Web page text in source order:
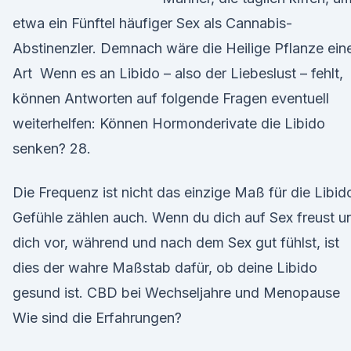
etwa ein Fünftel häufiger Sex als Cannabis-
Abstinenzler. Demnach wäre die Heilige Pflanze
Art Wenn es an Libido – also der Liebeslust – fehlt,
können Antworten auf folgende Fragen eventuell
weiterhelfen: Können Hormonderivate die Libido
senken? 28.
Die Frequenz ist nicht das einzige Maß für die
Gefühle zählen auch. Wenn du dich auf Sex freust
dich vor, während und nach dem Sex gut fühlst, ist
dies der wahre Maßstab dafür, ob deine Libido
gesund ist. CBD bei Wechseljahre und Menopause
Wie sind die Erfahrungen?